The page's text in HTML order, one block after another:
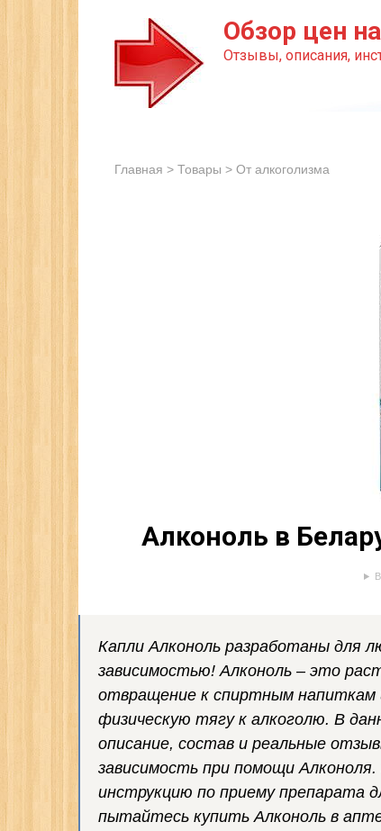
Обзор цен
Отзывы, описания,
Главная > Товары > От алкоголизма
Алконоль в
Капли Алконоль разработаны для
зависимостью! Алконоль – это
отвращение к спиртным напиткам
физическую тягу к алкоголю. В
описание, состав и реальные
зависимость при помощи
инструкцию по приему препарата
пытайтесь купить Алконоль в